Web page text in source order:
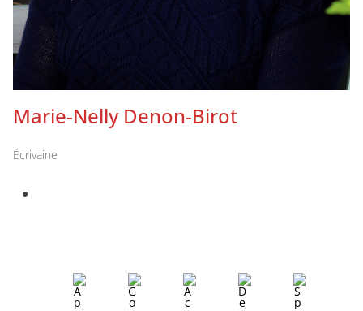
Marie-Nelly Denon-Birot
Écrivaine